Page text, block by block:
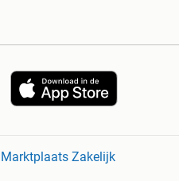
Marktplaats Zakelijk